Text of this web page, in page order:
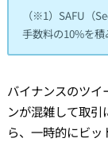
（※1）SAFU（
手数料の10%を
バイナンスのツイ
ンが混雑して取
ら、一時的にビ